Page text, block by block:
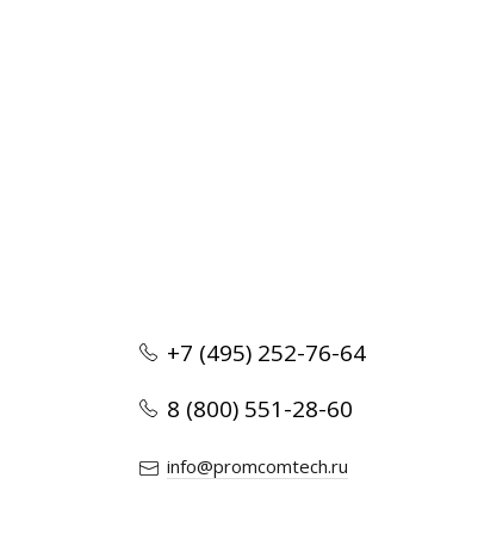
+7 (495) 252-76-64
8 (800) 551-28-60
info@promcomtech.ru